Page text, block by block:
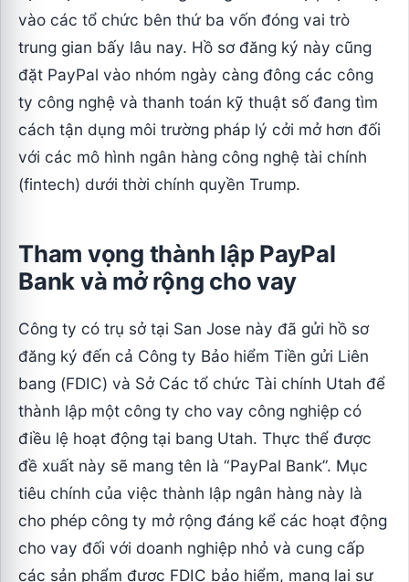
vào các tổ chức bên thứ ba vốn đóng vai trò
trung gian bấy lâu nay. Hồ sơ đăng ký này cũng
đặt PayPal vào nhóm ngày càng đông các công
ty công nghệ và thanh toán kỹ thuật số đang tìm
cách tận dụng môi trường pháp lý cởi mở hơn đối
với các mô hình ngân hàng công nghệ tài chính
(fintech) dưới thời chính quyền Trump.
Tham vọng thành lập PayPal
Bank và mở rộng cho vay
Công ty có trụ sở tại San Jose này đã gửi hồ sơ
đăng ký đến cả Công ty Bảo hiểm Tiền gửi Liên
bang (FDIC) và Sở Các tổ chức Tài chính Utah để
thành lập một công ty cho vay công nghiệp có
điều lệ hoạt động tại bang Utah. Thực thể được
đề xuất này sẽ mang tên là “PayPal Bank”. Mục
tiêu chính của việc thành lập ngân hàng này là
cho phép công ty mở rộng đáng kể các hoạt động
cho vay đối với doanh nghiệp nhỏ và cung cấp
các sản phẩm được FDIC bảo hiểm, mang lại sự